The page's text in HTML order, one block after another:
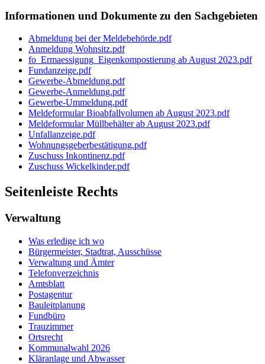
Informationen und Dokumente zu den Sachgebieten
Abmeldung bei der Meldebehörde.pdf
Anmeldung Wohnsitz.pdf
fo_Ermaessigung_Eigenkompostierung ab August 2023.pdf
Fundanzeige.pdf
Gewerbe-Abmeldung.pdf
Gewerbe-Anmeldung.pdf
Gewerbe-Ummeldung.pdf
Meldeformular Bioabfallvolumen ab August 2023.pdf
Meldeformular Müllbehälter ab August 2023.pdf
Unfallanzeige.pdf
Wohnungsgeberbestätigung.pdf
Zuschuss Inkontinenz.pdf
Zuschuss Wickelkinder.pdf
Seitenleiste Rechts
Verwaltung
Was erledige ich wo
Bürgermeister, Stadtrat, Ausschüsse
Verwaltung und Ämter
Telefonverzeichnis
Amtsblatt
Postagentur
Bauleitplanung
Fundbüro
Trauzimmer
Ortsrecht
Kommunalwahl 2026
Kläranlage und Abwasser